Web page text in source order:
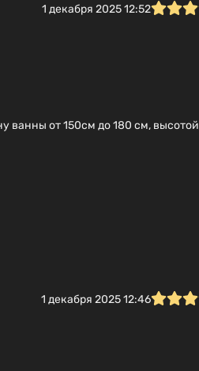
1 декабря 2025 12:52
ванны от 150см до 180 см, высотой
1 декабря 2025 12:46